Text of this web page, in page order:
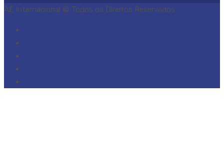
AE Internacional © Todos os Direitos Reservados